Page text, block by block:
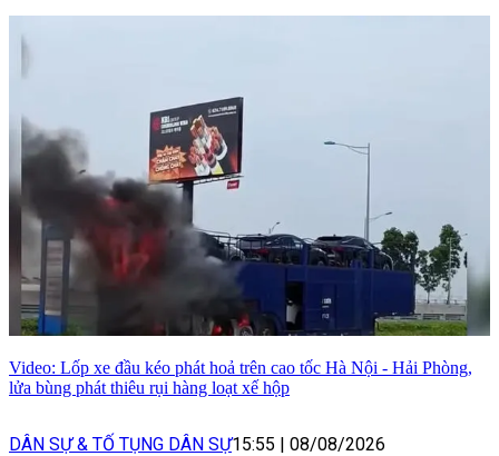
Video: Lốp xe đầu kéo phát hoả trên cao tốc Hà Nội - Hải Phòng,
lửa bùng phát thiêu rụi hàng loạt xế hộp
DÂN SỰ & TỐ TỤNG DÂN SỰ15:55 | 08/08/2026